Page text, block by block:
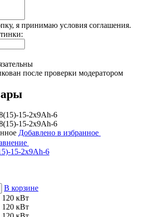
я принимаю условия соглашения.
после проверки модератором
Добавлено в избранное
15-2x9Ah-6
В корзине